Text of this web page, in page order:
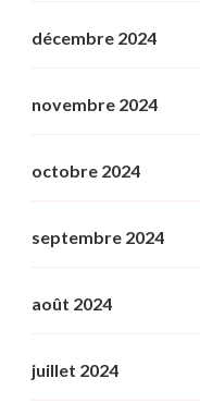
décembre 2024
novembre 2024
octobre 2024
septembre 2024
août 2024
juillet 2024